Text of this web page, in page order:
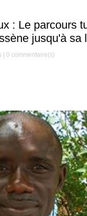
: Le parcours
jusqu'à sa
|0 commentaire(s)